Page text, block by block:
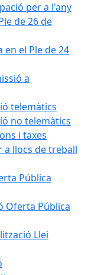
per a l'any
de 26 de
el Ple de 24
a
telemàtics
no telemàtics
i taxes
a llocs de treball
Pública
Oferta Pública
Llei